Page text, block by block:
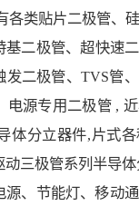
各类贴片二极管、
基二极管、超快速
二极管、TVS管、
电源专用二极管 ,
体分立器件,片式
三极管系列半导
源、节能灯、移动